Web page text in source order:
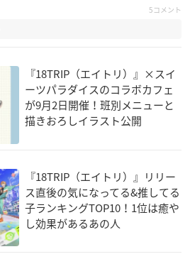
5コメント
『18TRIP（エイトリ）』×スイ
ーツパラダイスのコラボカフェ
が9月2日開催！班別メニューと
描きおろしイラスト公開
『18TRIP（エイトリ）』リリー
ス直後の気になってる&推してる
子ランキングTOP10！1位は癒や
し効果があるあの人